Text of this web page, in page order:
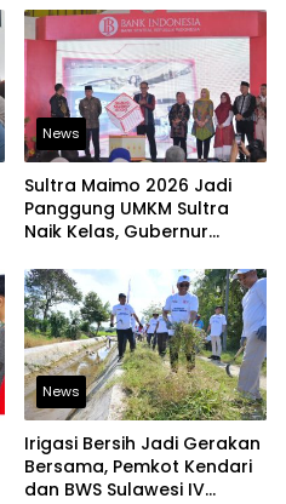
News
Sultra Maimo 2026 Jadi
Panggung UMKM Sultra
Naik Kelas, Gubernur
Tembus Pasar Ekspor
News
Irigasi Bersih Jadi Gerakan
Bersama, Pemkot Kendari
dan BWS Sulawesi IV